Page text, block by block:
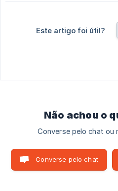
Este artigo foi útil?
Não achou o
Converse pelo chat ou
Converse pelo chat